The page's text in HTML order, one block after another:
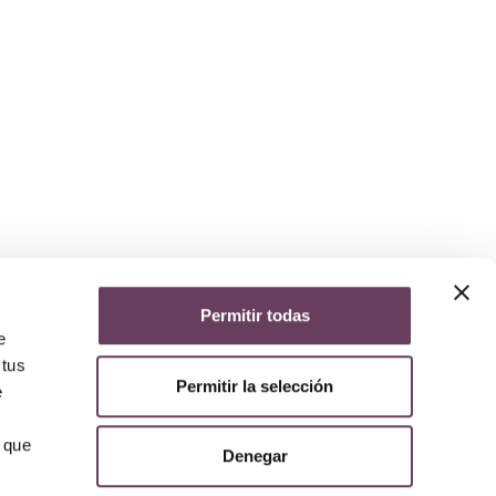
Permitir todas
Permitir la selección
Denegar
legal
de privacidad
de cookies
de devoluciones y reembolsos